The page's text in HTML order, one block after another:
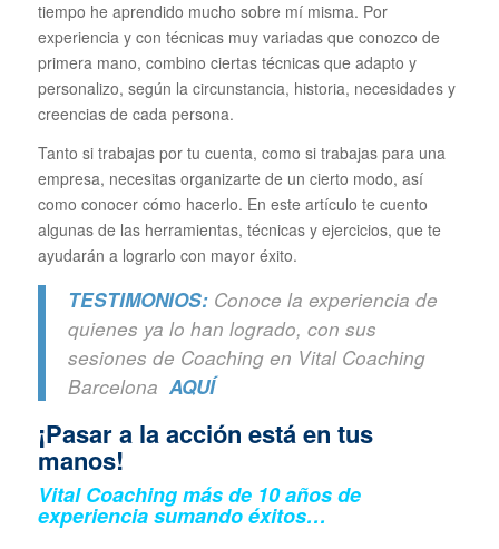
tiempo he aprendido mucho sobre mí misma. Por
experiencia y con técnicas muy variadas que conozco de
primera mano, combino ciertas técnicas que adapto y
personalizo, según la circunstancia, historia, necesidades y
creencias de cada persona.
Tanto si trabajas por tu cuenta, como si trabajas para una
empresa, necesitas organizarte de un cierto modo, así
como conocer cómo hacerlo. En este artículo te cuento
algunas de las herramientas, técnicas y ejercicios, que te
ayudarán a lograrlo con mayor éxito.
TESTIMONIOS: Conoce la experiencia de
quienes ya lo han logrado, con sus
sesiones de Coaching en Vital Coaching
Barcelona AQUÍ
¡Pasar a la acción está en tus
manos!
Vital Coaching más de 10 años de
experiencia sumando éxitos…